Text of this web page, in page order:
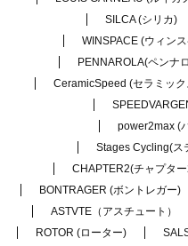
SILCA (シリカ)
WINSPACE (ウィン
PENNAROLA(ペンナ
CeramicSpeed (セラミッ
power2max (
Stages Cycling(
CHAPTER2(チャプタ
BONTRAGER (ボントレガー)
ASTVTE（アスチュート）
ROTOR (ローター)